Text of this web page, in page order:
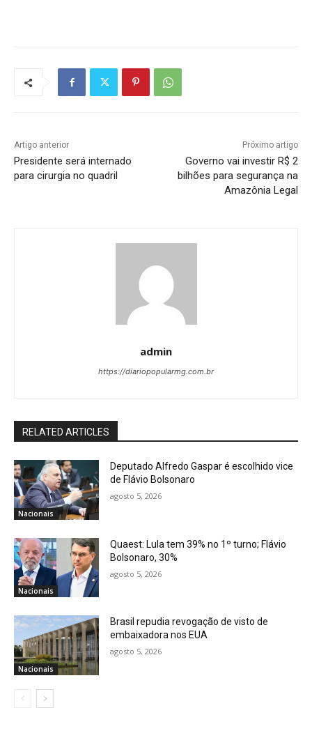
Artigo anterior
Presidente será internado
para cirurgia no quadril
Próximo artigo
Governo vai investir R$ 2
bilhões para segurança na
Amazônia Legal
admin
https://diariopopularmg.com.br
RELATED ARTICLES
Nacionais
Deputado Alfredo Gaspar é escolhido vice
de Flávio Bolsonaro
agosto 5, 2026
Nacionais
Quaest: Lula tem 39% no 1º turno; Flávio
Bolsonaro, 30%
agosto 5, 2026
Nacionais
Brasil repudia revogação de visto de
embaixadora nos EUA
agosto 5, 2026